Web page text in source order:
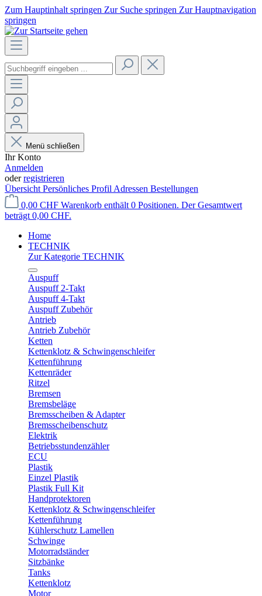
Zum Hauptinhalt springen Zur Suche springen Zur Hauptnavigation
springen
Menü schließen
Ihr Konto
Anmelden
oderregistrieren
Übersicht Persönliches Profil Adressen Bestellungen
0,00 CHF Warenkorb enthält 0 Positionen. Der Gesamtwert
beträgt 0,00 CHF.
Home
TECHNIK
Zur Kategorie TECHNIK
Auspuff
Auspuff 2-Takt
Auspuff 4-Takt
Auspuff Zubehör
Antrieb
Antrieb Zubehör
Ketten
Kettenklotz & Schwingenschleifer
Kettenführung
Kettenräder
Ritzel
Bremsen
Bremsbeläge
Bremsscheiben & Adapter
Bremsscheibenschutz
Elektrik
Betriebsstundenzähler
ECU
Plastik
Einzel Plastik
Plastik Full Kit
Handprotektoren
Kettenklotz & Schwingenschleifer
Kettenführung
Kühlerschutz Lamellen
Schwinge
Motorradständer
Sitzbänke
Tanks
Kettenklotz
Motor